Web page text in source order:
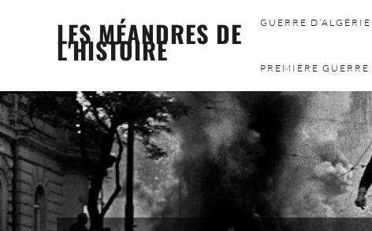
LES MÉANDRES DE
L'HISTOIRE
GUERRE
PREMIÈRE